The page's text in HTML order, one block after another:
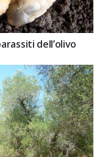
dell’olivo